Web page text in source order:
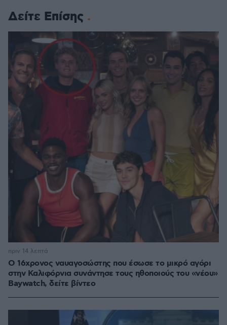
Δείτε Επίσης
Ο 16χρονος ναυαγοσώστης που έσωσε το μικρό αγόρι
στην Καλιφόρνια συνάντησε τους ηθοποιούς του «νέου»
Baywatch, δείτε βίντεο
πριν 14 λεπτά